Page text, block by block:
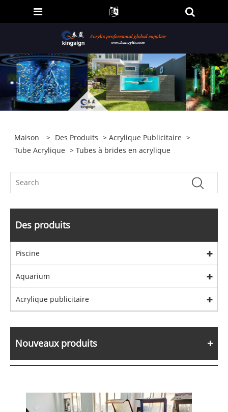
Maison > Des Produits >Acrylique Publicitaire >
Tube Acrylique > Tubes à brides en acrylique
Des produits
Piscine
Aquarium
Acrylique publicitaire
Nouveaux produits